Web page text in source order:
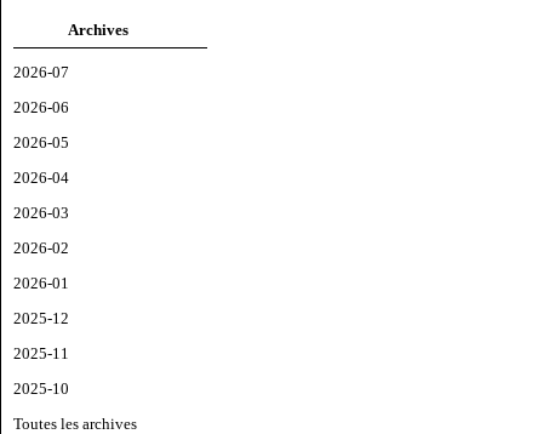
Archives
2026-07
2026-06
2026-05
2026-04
2026-03
2026-02
2026-01
2025-12
2025-11
2025-10
Toutes les archives